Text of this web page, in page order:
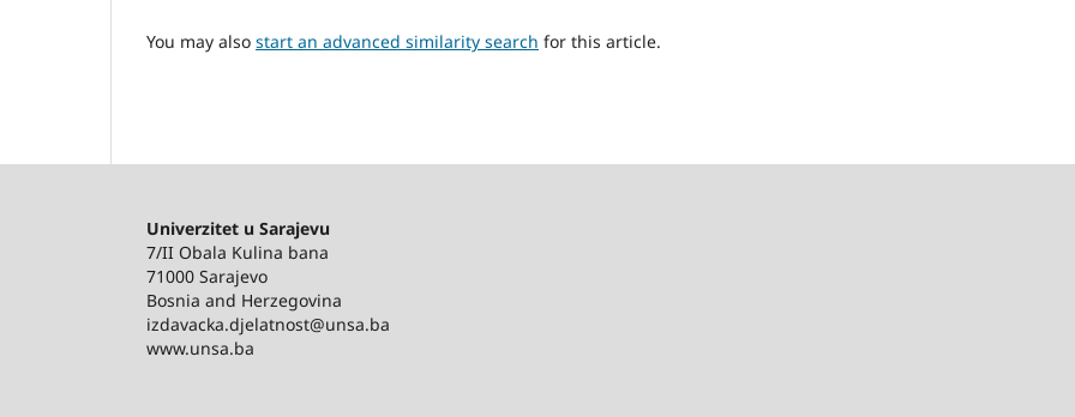
You may also start an advanced similarity search for this article.
Univerzitet u Sarajevu
7/II Obala Kulina bana
71000 Sarajevo
Bosnia and Herzegovina
izdavacka.djelatnost@unsa.ba
www.unsa.ba